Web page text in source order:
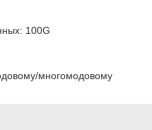
100G
многомодовому